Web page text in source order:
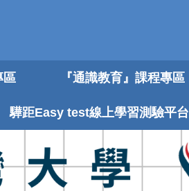
區 『通識教育』課程專區
驊距Easy test線上學習測驗平台